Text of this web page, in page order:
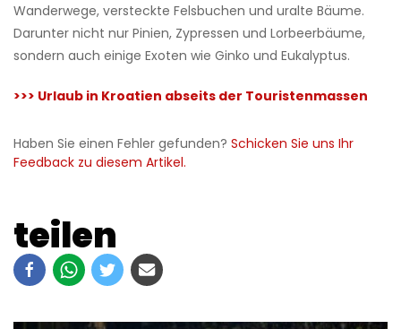
Wanderwege, versteckte Felsbuchen und uralte Bäume.
Darunter nicht nur Pinien, Zypressen und Lorbeerbäume,
sondern auch einige Exoten wie Ginko und Eukalyptus.
>>> Urlaub in Kroatien abseits der Touristenmassen
Haben Sie einen Fehler gefunden? Schicken Sie uns Ihr
Feedback zu diesem Artikel.
teilen